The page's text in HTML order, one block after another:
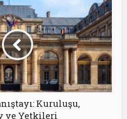
Kuruluşu,
ve Yetkileri